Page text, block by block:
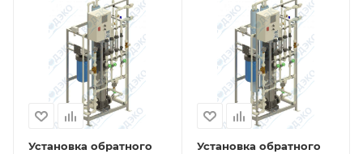
Установка обратного
Установка обратного